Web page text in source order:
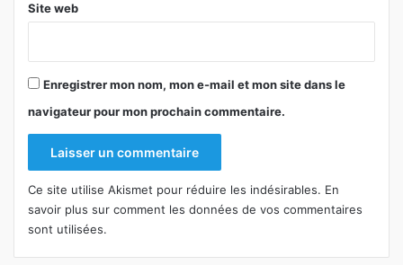
Site web
Enregistrer mon nom, mon e-mail et mon site dans le
navigateur pour mon prochain commentaire.
Ce site utilise Akismet pour réduire les indésirables. En
savoir plus sur comment les données de vos commentaires
sont utilisées.